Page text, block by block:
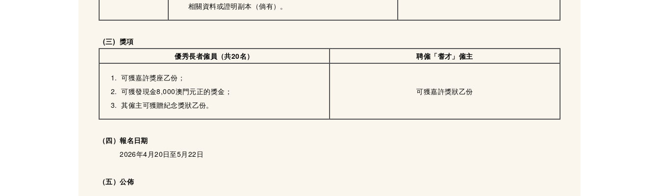
相關資料或證明副本（倘有）。
(三) 獎項
優秀長者僱員（共20名）
聘僱「耆才」僱主
可獲嘉許獎座乙份；
可獲發現金8,000澳門元正的獎金；
其僱主可獲贈紀念獎狀乙份。
可獲嘉許獎狀乙份
（四）報名日期
2026年4月20日至5月22日
（五）公佈